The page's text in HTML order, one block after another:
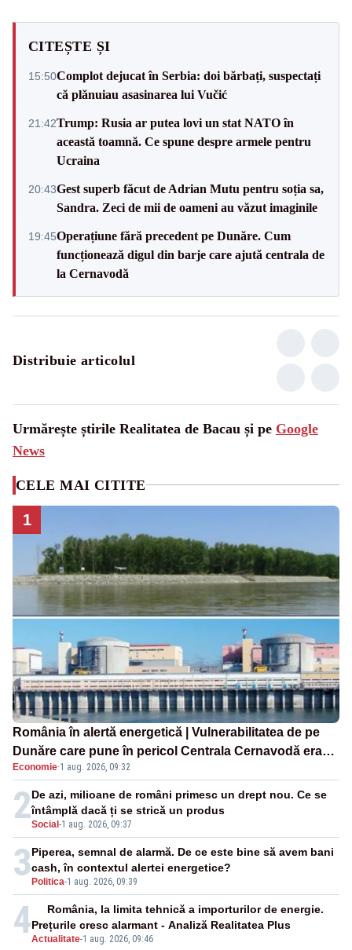
CITEȘTE ȘI
15:50Complot dejucat în Serbia: doi bărbați, suspectați
că plănuiau asasinarea lui Vučić
21:42Trump: Rusia ar putea lovi un stat NATO în
această toamnă. Ce spune despre armele pentru
Ucraina
20:43Gest superb făcut de Adrian Mutu pentru soția sa,
Sandra. Zeci de mii de oameni au văzut imaginile
19:45Operațiune fără precedent pe Dunăre. Cum
funcționează digul din barje care ajută centrala de
la Cernavodă
Distribuie articolul
Urmărește știrile Realitatea de Bacau și pe Google
News
CELE MAI CITITE
1
România în alertă energetică | Vulnerabilitatea de pe
Dunăre care pune în pericol Centrala Cernavodă era
cunoscută de pe vremea lui Ceaușescu
Economie·1 aug. 2026, 09:32
2Social -1 aug. 2026, 09:37
De azi, milioane de români primesc un drept nou. Ce se
întâmplă dacă ți se strică un produs
3 Politica-1 aug. 2026, 09:39
Piperea, semnal de alarmă. De ce este bine să avem bani
cash, în contextul alertei energetice?
4Actualitate-1 aug. 2026, 09:46
România, la limita tehnică a importurilor de energie.
Prețurile cresc alarmant - Analiză Realitatea Plus